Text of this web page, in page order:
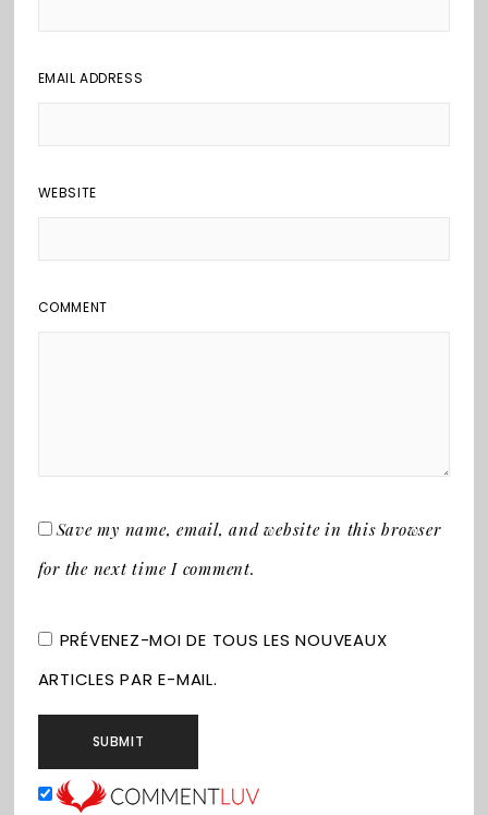
EMAIL ADDRESS
WEBSITE
COMMENT
Save my name, email, and website in this browser
for the next time I comment.
PRÉVENEZ-MOI DE TOUS LES NOUVEAUX
ARTICLES PAR E-MAIL.